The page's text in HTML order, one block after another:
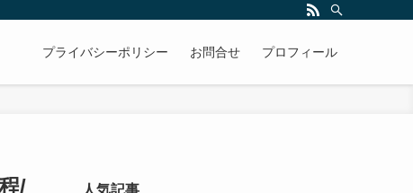
プライバシーポリシー お問合せ プロフィール
/
人気記事